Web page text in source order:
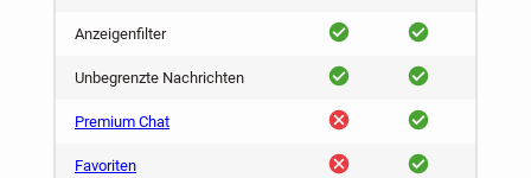
Anzeigenfilter ja ja
Unbegrenzte Nachrichten ja ja
Premium Chat nein ja
Favoriten nein ja